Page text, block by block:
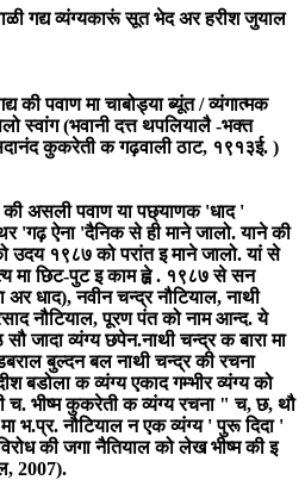
सूत भेद अर हरीश जुयाल
की पवाण मा चाबोड्या ब्यूंत / व्यंगात्मक
स्वांग (भवानी दत्त थपलियालै -भक्त
कुकरेती क गढ़वाली ठाट, १९१३ई. )
की असली पवाण या पछ्याणक 'धाद '
'गढ़ ऐना 'दैनिक से ही माने जालो. याने की
उदय १९८७ को परांत इ माने जालो. यां से
मा छिट-पुट इ काम ह्व़े . १९८७ से सन
धाद), नवीन चन्द्र नौटियाल, नाथी
नौटियाल, पूरण पंत को नाम आन्द. ये
जादा व्यंग्य छपेन.नाथी चन्द्र क बारा मा
बुल्दन बल नाथी चन्द्र की रचना
बडोला क व्यंग्य एकाद गम्भीर व्यंग्य को
च. भीष्म कुकरेती क व्यंग्य रचना " च, छ, थौ
भ.प्र. नौटियाल न एक व्यंग्य ' पुरू दिदा '
की जगा नैतियाल को लेख भीष्म की इ
2007).